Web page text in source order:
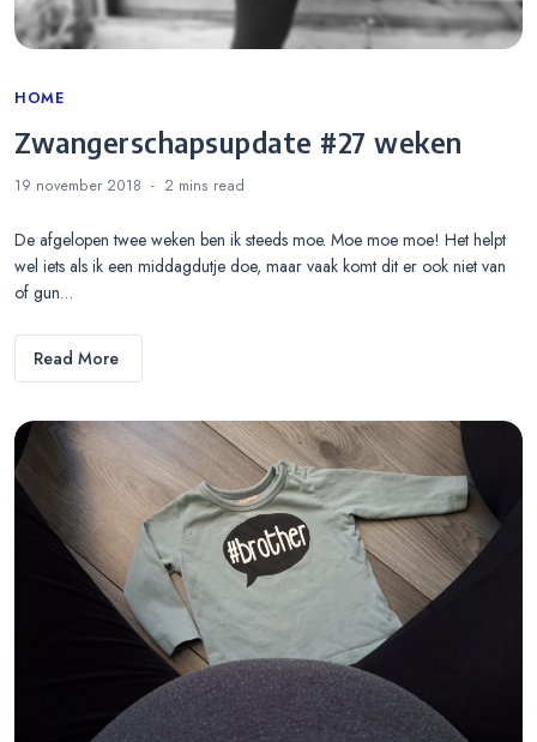
Categories
HOME
Zwangerschapsupdate #27 weken
19 november 2018 2 mins read
De afgelopen twee weken ben ik steeds moe. Moe moe moe! Het helpt
wel iets als ik een middagdutje doe, maar vaak komt dit er ook niet van
of gun…
Read More